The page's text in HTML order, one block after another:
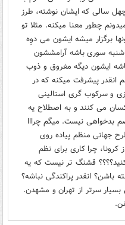
اصلا کلمه چهل سالی که ایشان نوشته، طرز
چطور معنا میکنه. مثلا تو
برگزار میشه ایشون می دوِه
سوری باشه آرامششون
ایشون دیگه مغروق و ذوب
انقدر پیشرفت میکنه که در
و سرکوب گری استالینی
می کنند و به اصطلاح یه
نیست. میگم چرااا
جهانی منظم پیاده روی
کرونا، چرا کاری برای نظم
قشنگ تر نیست که یه
باشن؟ انقدر پراکندگی نباشه؟
سرتر از تهران و مشهدن.